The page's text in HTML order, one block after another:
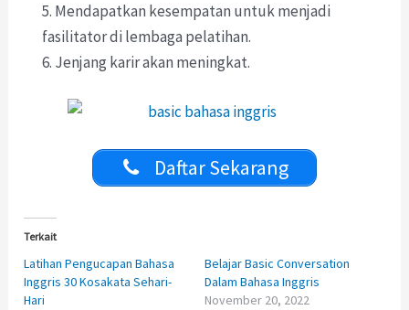
5. Mendapatkan kesempatan untuk menjadi
fasilitator di lembaga pelatihan.
6. Jenjang karir akan meningkat.
Daftar Sekarang
Terkait
Latihan Pengucapan Bahasa
Inggris 30 Kosakata Sehari-
Hari
Belajar Basic Conversation
Dalam Bahasa Inggris
November 20, 2022